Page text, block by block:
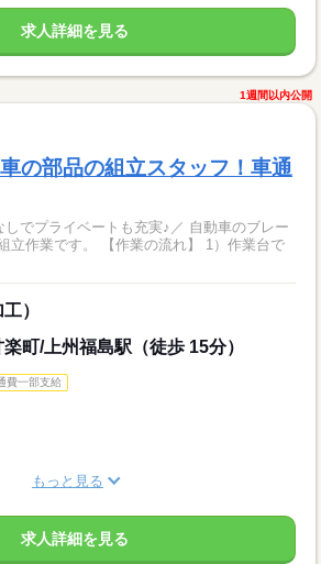
求人詳細を見る
1週間以内公開
の部品の組立スタッフ！車通
しでプライベートも充実♪／ 自動車のブレー
業の流れ】 1）作業台で
）
町/上州福島駅（徒歩 15分）
費一部支給
もっと見る
求人詳細を見る